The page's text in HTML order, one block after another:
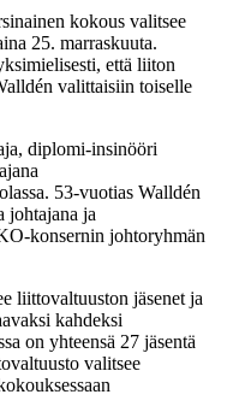
kokous valitsee
25. marraskuuta.
että liiton
valittaisiin toiselle
diplomi-insinööri
53-vuotias Walldén
johtajana ja
konsernin johtoryhmän
liittovaltuuston jäsenet ja
kahdeksi
on yhteensä 27 jäsentä
valitsee